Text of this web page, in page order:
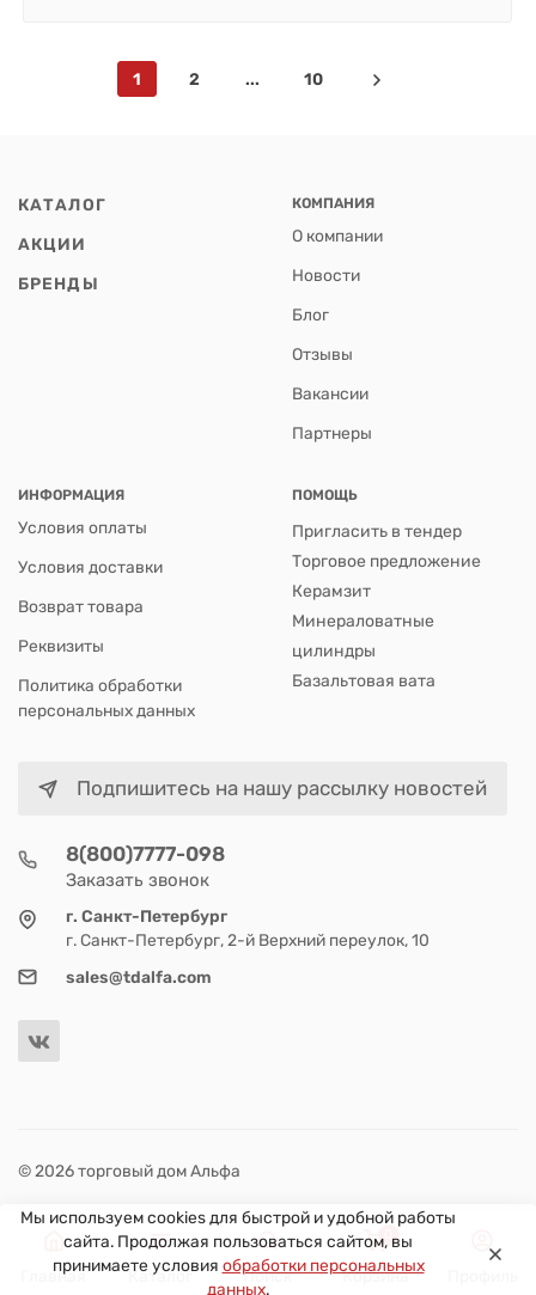
1 2 ... 10
КАТАЛОГ
АКЦИИ
БРЕНДЫ
КОМПАНИЯ
О компании
Новости
Блог
Отзывы
Вакансии
Партнеры
ИНФОРМАЦИЯ
Условия оплаты
Условия доставки
Возврат товара
Реквизиты
Политика обработки
персональных данных
ПОМОЩЬ
Пригласить в тендер
Торговое предложение
Керамзит
Минераловатные
цилиндры
Базальтовая вата
Подпишитесь на нашу рассылку новостей
8(800)7777-098
Заказать звонок
г. Санкт-Петербург
г. Санкт-Петербург, 2-й Верхний переулок, 10
sales@tdalfa.com
© 2026 торговый дом Альфа
Мы используем cookies для быстрой и удобной работы
сайта. Продолжая пользоваться сайтом, вы
принимаете условия обработки персональных
данных.
Главная Каталог Поиск
0
Корзина